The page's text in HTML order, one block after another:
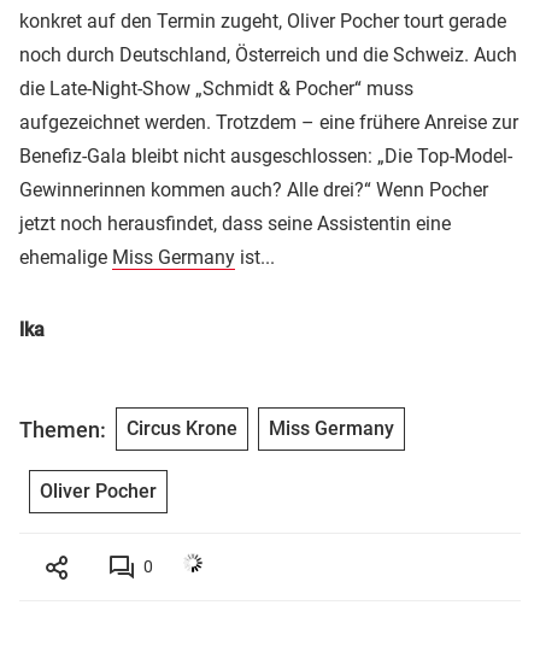
konkret auf den Termin zugeht, Oliver Pocher tourt gerade
noch durch Deutschland, Österreich und die Schweiz. Auch
die Late-Night-Show „Schmidt & Pocher“ muss
aufgezeichnet werden. Trotzdem – eine frühere Anreise zur
Benefiz-Gala bleibt nicht ausgeschlossen: „Die Top-Model-
Gewinnerinnen kommen auch? Alle drei?“ Wenn Pocher
jetzt noch herausfindet, dass seine Assistentin eine
ehemalige Miss Germany ist...
lka
Themen: Circus Krone Miss Germany
Oliver Pocher
0